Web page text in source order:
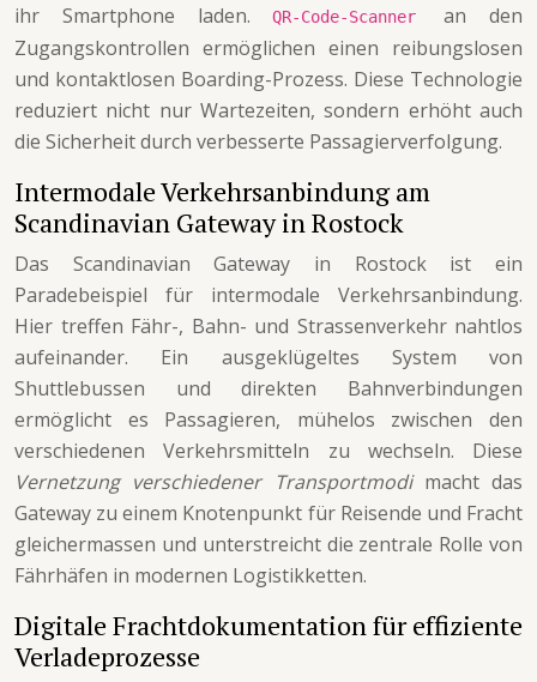
ihr Smartphone laden.QR-Code-Scanneran den
Zugangskontrollen ermöglichen einen reibungslosen
und kontaktlosen Boarding-Prozess. Diese Technologie
reduziert nicht nur Wartezeiten, sondern erhöht auch
die Sicherheit durch verbesserte Passagierverfolgung.
Intermodale Verkehrsanbindung am
Scandinavian Gateway in Rostock
Das Scandinavian Gateway in Rostock ist ein
Paradebeispiel für intermodale Verkehrsanbindung.
Hier treffen Fähr-, Bahn- und Strassenverkehr nahtlos
aufeinander. Ein ausgeklügeltes System von
Shuttlebussen und direkten Bahnverbindungen
ermöglicht es Passagieren, mühelos zwischen den
verschiedenen Verkehrsmitteln zu wechseln. Diese
Vernetzung verschiedener Transportmodi macht das
Gateway zu einem Knotenpunkt für Reisende und Fracht
gleichermassen und unterstreicht die zentrale Rolle von
Fährhäfen in modernen Logistikketten.
Digitale Frachtdokumentation für effiziente
Verladeprozesse